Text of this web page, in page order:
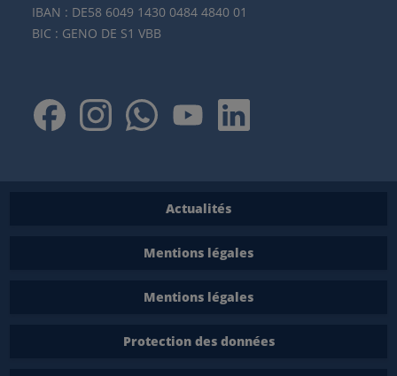
IBAN : DE58 6049 1430 0484 4840 01
BIC : GENO DE S1 VBB
Actualités
Mentions légales
Mentions légales
Protection des données